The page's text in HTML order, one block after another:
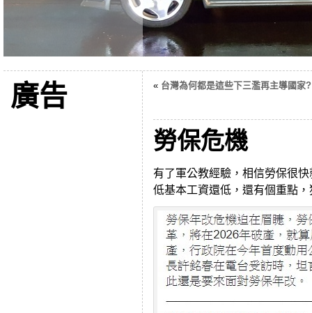
廣告 « 台灣為何都是這些下三濫再主導國家?
勞保危機
有了軍公教經驗，相信勞保很
低基本工資還低，還有個重